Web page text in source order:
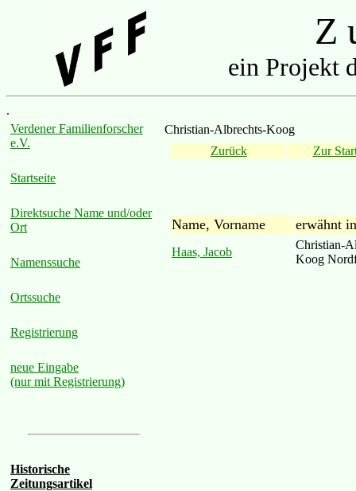
Z
ein Projekt
.
Verdener Familienforscher
e.V.
Startseite
Direktsuche Name und/oder
Ort
Namenssuche
Ortssuche
Registrierung
neue Eingabe
(nur mit Registrierung)
Historische
Zeitungsartikel
Christian-Albrechts-Koog
Zurück
Zur
Name, Vorname erwähnt in
Haas, Jacob
Christian-
Koog